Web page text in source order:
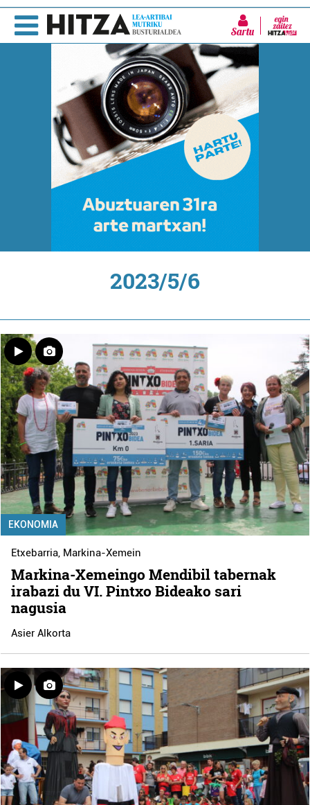
Sartu
2023/5/6
EKONOMIA
Etxebarria, Markina-Xemein
Markina-Xemeingo Mendibil tabernak
irabazi du VI. Pintxo Bideako sari
nagusia
Asier Alkorta